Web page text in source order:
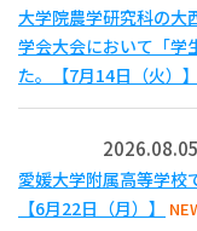
大学院農学研究科の大
学会大会において「学
た。【7月14日（火）】
2026.08.05
愛媛大学附属高等学校
【6月22日（月）】